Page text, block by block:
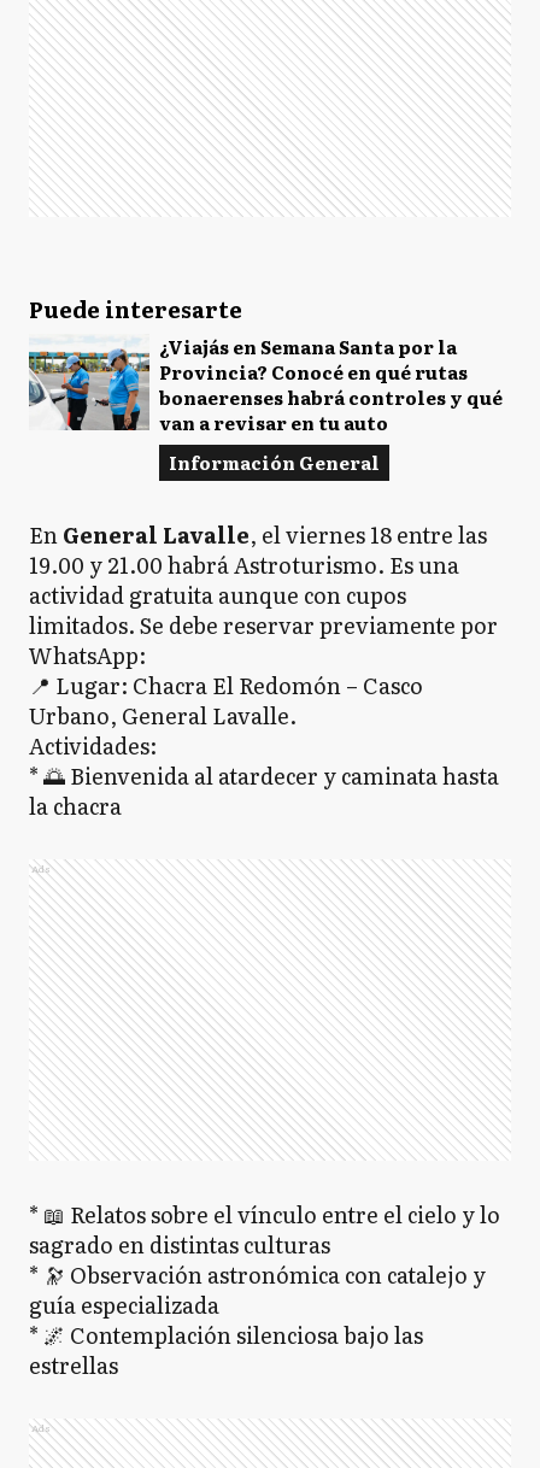
Puede interesarte
¿Viajás en Semana Santa por la
Provincia? Conocé en qué rutas
bonaerenses habrá controles y qué
van a revisar en tu auto
Información General
EnGeneral Lavalle, el viernes 18 entre las
19.00 y 21.00 habrá Astroturismo. Es una
actividad gratuita aunque con cupos
limitados. Se debe reservar previamente por
WhatsApp:
📍 Lugar: Chacra El Redomón – Casco
Urbano, General Lavalle.
Actividades:
* 🌅 Bienvenida al atardecer y caminata hasta
la chacra
Ads
* 📖 Relatos sobre el vínculo entre el cielo y lo
sagrado en distintas culturas
* 🔭 Observación astronómica con catalejo y
guía especializada
* 🌌 Contemplación silenciosa bajo las
estrellas
Ads